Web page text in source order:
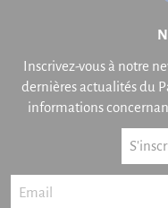
Inscrivez-vous à notre
dernières actualités du
informations